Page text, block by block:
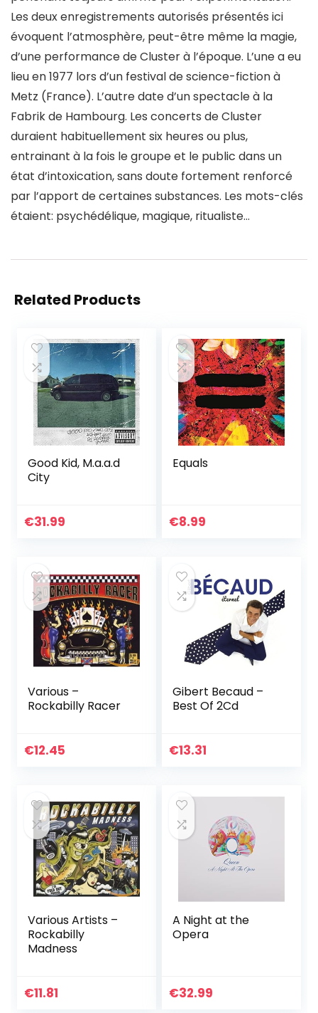
Les deux enregistrements autorisés présentés ici
évoquent l’atmosphère, peut-être même la magie,
d’une performance de Cluster à l’époque. L’une a eu
lieu en 1977 lors d’un festival de science-fiction à
Metz (France). L’autre date d’un spectacle à la
Fabrik de Hambourg. Les concerts de Cluster
duraient habituellement six heures ou plus,
entrainant à la fois le groupe et le public dans un
état d’intoxication, sans doute fortement renforcé
par l’apport de certaines substances. Les mots-clés
étaient: psychédélique, magique, ritualiste…
Related Products
Good Kid, M.a.a.d
City
€31.99
Equals
€8.99
Various –
Rockabilly Racer
€12.45
Gibert Becaud –
Best Of 2Cd
€13.31
Various Artists –
Rockabilly
Madness
€11.81
A Night at the
Opera
€32.99